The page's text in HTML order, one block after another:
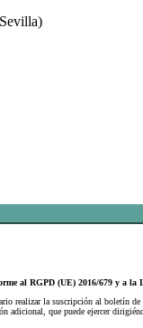
al RGPD (UE) 2016/679 y a la
realizar la suscripción al boletín
adicional, que puede ejercer